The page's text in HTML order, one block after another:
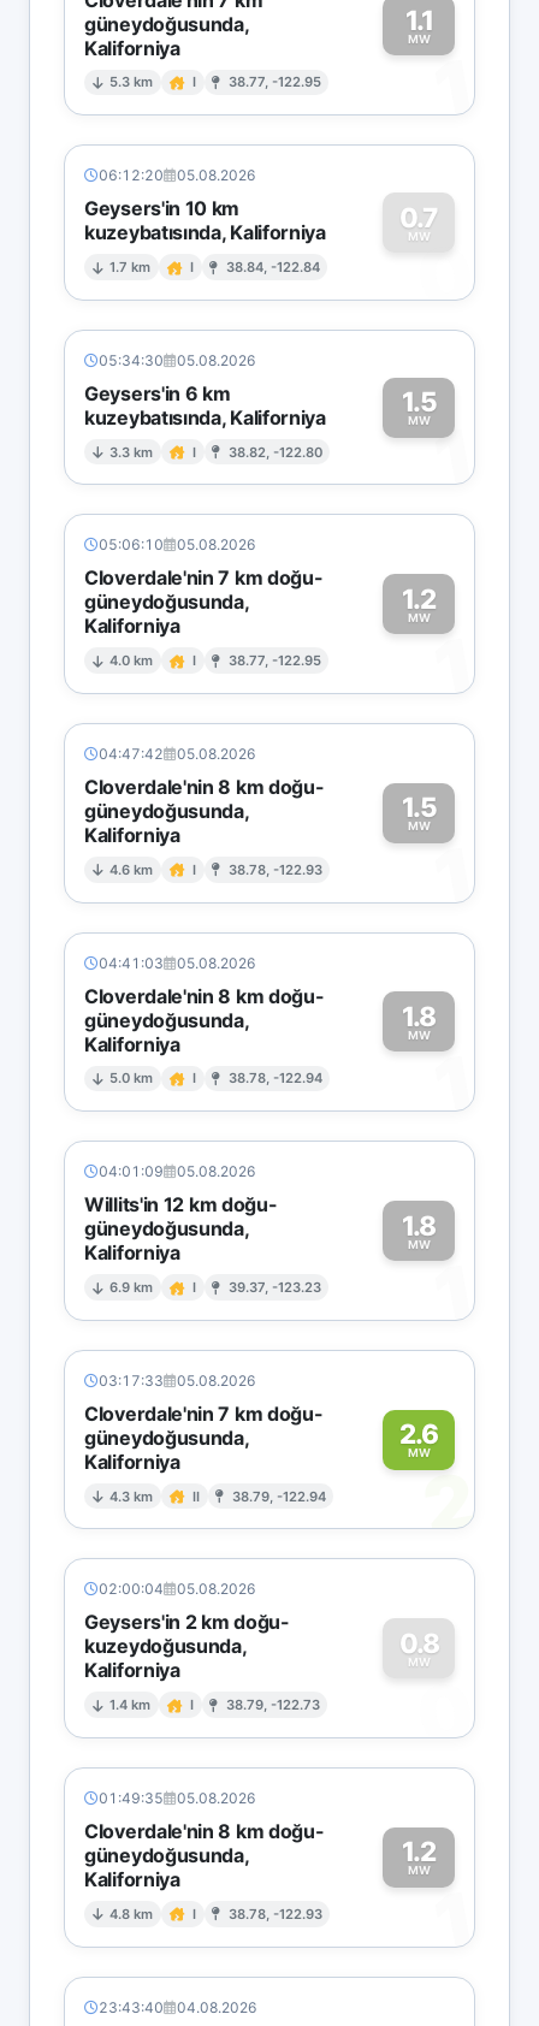
güneydoğusunda,
Kaliforniya
5.3 km I 38.77, -122.95
1.1
MW
1
06:12:20 05.08.2026
Geysers'in 10 km
kuzeybatısında, Kaliforniya
1.7 km I 38.84, -122.84
0.7
MW
0
05:34:30 05.08.2026
Geysers'in 6 km
kuzeybatısında, Kaliforniya
3.3 km I 38.82, -122.80
1.5
MW1
05:06:10 05.08.2026
Cloverdale'nin 7 km doğu-
güneydoğusunda,
Kaliforniya
4.0 km I 38.77, -122.95
1.2
MW
1
04:47:42 05.08.2026
Cloverdale'nin 8 km doğu-
güneydoğusunda,
Kaliforniya
4.6 km I 38.78, -122.93
1.5
MW
1
04:41:03 05.08.2026
Cloverdale'nin 8 km doğu-
güneydoğusunda,
Kaliforniya
5.0 km I 38.78, -122.94
1.8
MW
1
04:01:09 05.08.2026
Willits'in 12 km doğu-
güneydoğusunda,
Kaliforniya
6.9 km I 39.37, -123.23
1.8
MW
1
03:17:33 05.08.2026
Cloverdale'nin 7 km doğu-
güneydoğusunda,
Kaliforniya
4.3 km II 38.79, -122.94
2.6
MW
2
02:00:04 05.08.2026
Geysers'in 2 km doğu-
kuzeydoğusunda,
Kaliforniya
1.4 km I 38.79, -122.73
0.8
MW
0
01:49:35 05.08.2026
Cloverdale'nin 8 km doğu-
güneydoğusunda,
Kaliforniya
4.8 km I 38.78, -122.93
1.2
MW
1
23:43:40 04.08.2026